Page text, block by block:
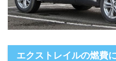
エクストレイルの燃費